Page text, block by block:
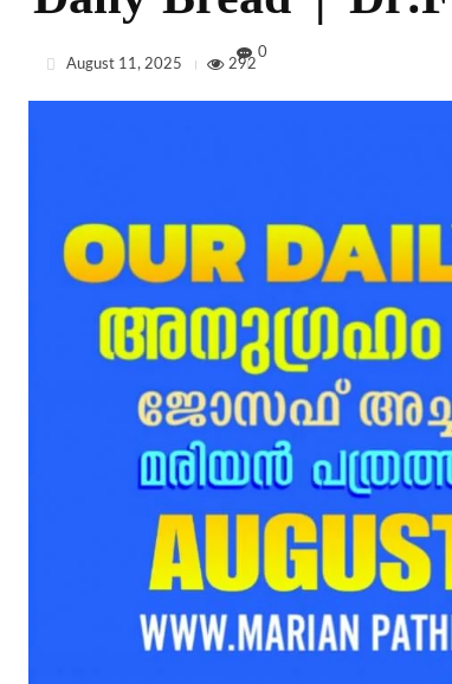
August 11, 2025 292
0